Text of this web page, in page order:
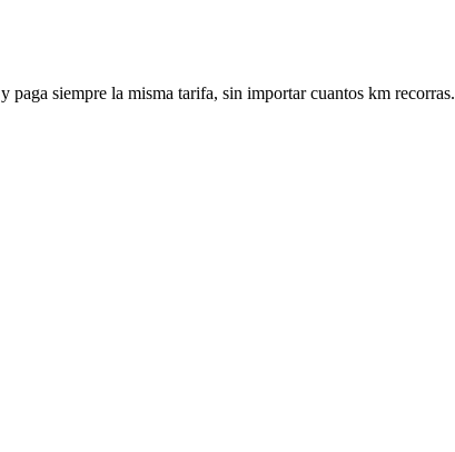
y paga siempre la misma tarifa, sin importar cuantos km recorras.